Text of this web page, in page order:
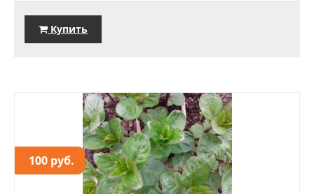
Купить
100 руб.